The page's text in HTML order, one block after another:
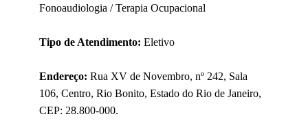
Fonoaudiologia / Terapia Ocupacional
Tipo de Atendimento: Eletivo
Endereço: Rua XV de Novembro, nº 242, Sala
106, Centro, Rio Bonito, Estado do Rio de Janeiro,
CEP: 28.800-000.